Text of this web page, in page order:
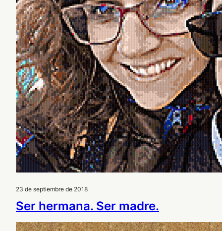
23 de septiembre de 2018
Ser hermana. Ser madre.